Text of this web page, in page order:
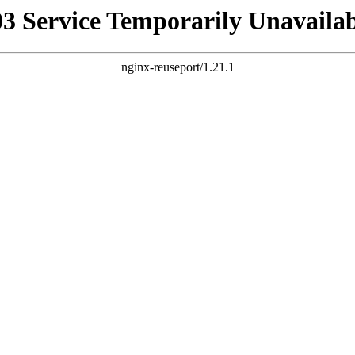
Service Temporarily
nginx-reuseport/1.21.1